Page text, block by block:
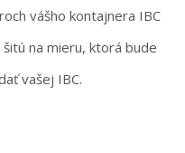
vášho kontajnera IBC
na mieru, ktorá bude
vašej IBC.